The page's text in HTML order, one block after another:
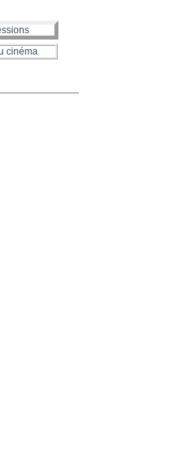
cinéma